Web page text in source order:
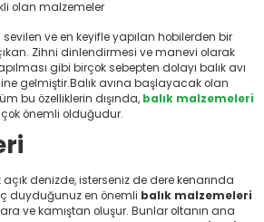
sevilen ve en keyifle yapılan hobilerden bir
Zihni dinlendirmesi ve manevi olarak
gibi birçok sebepten dolayı balık avı
gelmiştir.Balık avına başlayacak olan
bu özelliklerin dışında, balık malzemeleri
önemli olduğudur.
açık denizde, isterseniz de dere kenarında
duyduğunuz en önemli balık malzemeleri
ve kamıştan oluşur. Bunlar oltanın ana